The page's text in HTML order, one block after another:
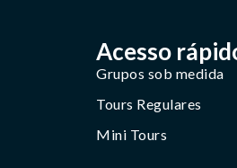
Acesso
Grupos sob medida
Tours Regulares
Mini Tours